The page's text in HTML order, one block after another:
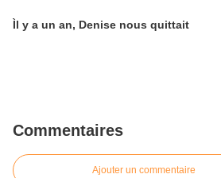
Ìl y a un an, Denise nous quittait
Commentaires
Ajouter un commentaire